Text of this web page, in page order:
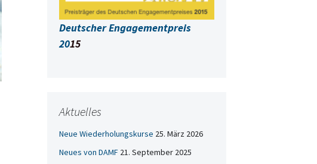
Deutscher Engagementpreis
2015
Aktuelles
Neue Wiederholungskurse 25. März 2026
Neues von DAMF 21. September 2025